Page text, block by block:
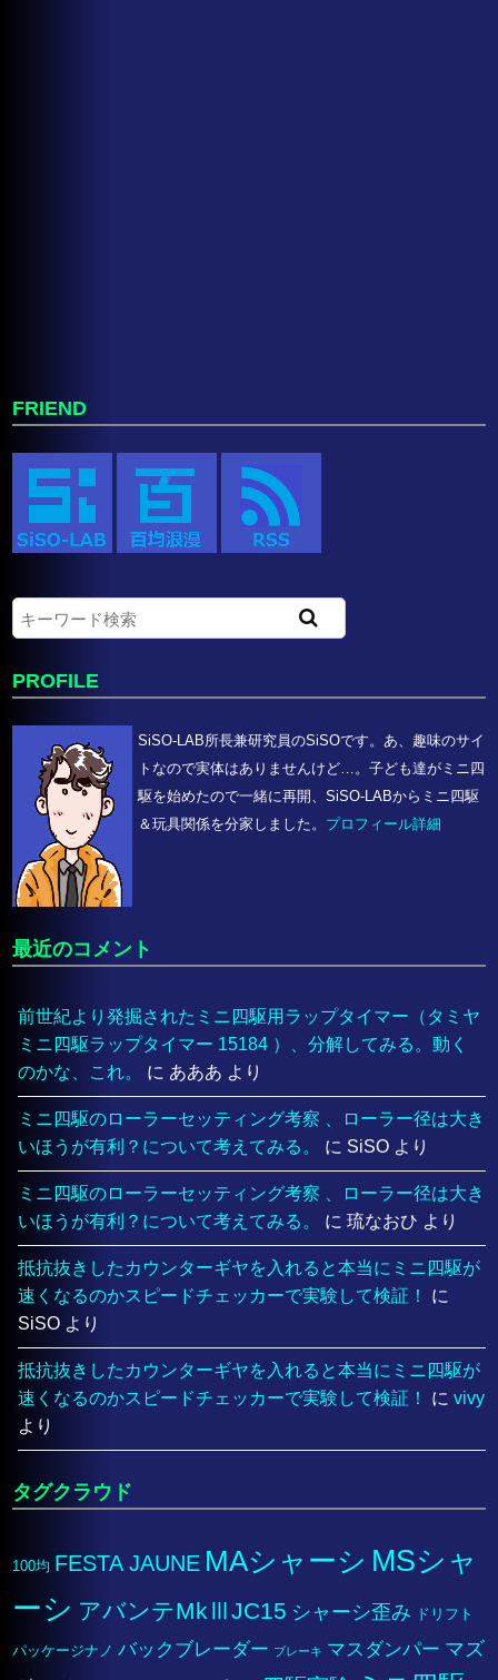
FRIEND
PROFILE
SiSO-LAB所長兼研究員のSiSOです。あ、趣味のサイ
トなので実体はありませんけど…。子ども達がミニ四
駆を始めたので一緒に再開、SiSO-LABからミニ四駆
＆玩具関係を分家しました。 プロフィール詳細
最近のコメント
前世紀より発掘されたミニ四駆用ラップタイマー（タミヤ
ミニ四駆ラップタイマー 15184 ）、分解してみる。動く
のかな、これ。
に あああ より
ミニ四駆のローラーセッティング考察 、ローラー径は大き
いほうが有利？について考えてみる。
に SiSO より
ミニ四駆のローラーセッティング考察 、ローラー径は大き
いほうが有利？について考えてみる。
に琉なおひ より
抵抗抜きしたカウンターギヤを入れると本当にミニ四駆が
速くなるのかスピードチェッカーで実験して検証！
に
SiSO より
抵抗抜きしたカウンターギヤを入れると本当にミニ四駆が
速くなるのかスピードチェッカーで実験して検証！
にvivy
より
タグクラウド
100均 FESTA JAUNE MAシャーシ MSシャ
ーシ アバンテMkⅢJC15 シャーシ歪み ドリフト
パッケージナノ バックブレーダー ブレーキ マスダンパー マズ